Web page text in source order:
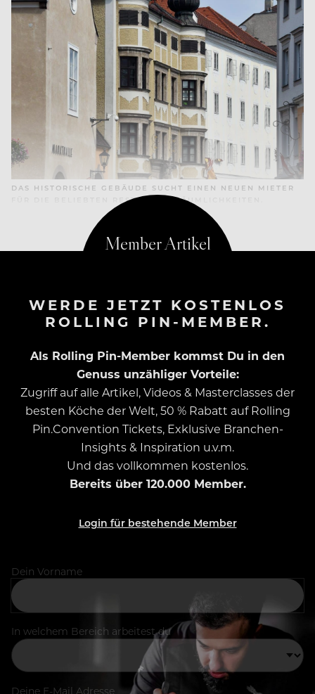
DAS HISTORISCHE GEBÄUDE SUCHT EINEN NEUEN MIETER
FÜR DIE BELIEBTEN RESTAURANTRÄUMLICHKEITEN.
WERDE JETZT KOSTENLOS
ROLLING PIN-MEMBER.
Als Rolling Pin-Member kommst Du in den
Genuss unzähliger Vorteile:
Zugriff auf alle Artikel, Videos & Masterclasses der
besten Köche der Welt, 50 % Rabatt auf Rolling
Pin.Convention Tickets, Exklusive Branchen-
Insights & Inspiration u.v.m.
Und das vollkommen kostenlos.
Bereits über 120.000 Member.
Login für bestehende Member
Dein Vorname
In welchem Bereich arbeitest du
Deine E-Mail Adresse